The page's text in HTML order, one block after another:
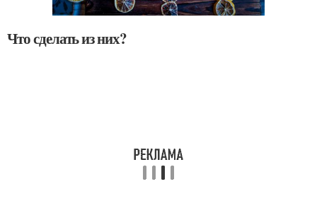
Что сделать из них?